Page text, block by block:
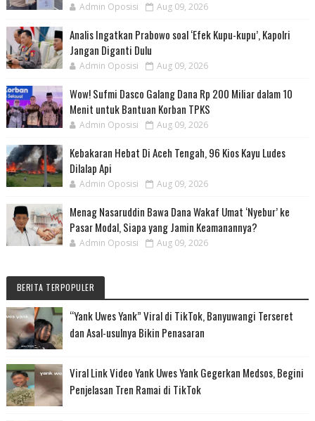
Admin Oposisi Aug 09, 2026
Analis Ingatkan Prabowo soal ‘Efek Kupu-kupu’, Kapolri
Jangan Diganti Dulu
Admin Oposisi Aug 09, 2026
Wow! Sufmi Dasco Galang Dana Rp 200 Miliar dalam 10
Menit untuk Bantuan Korban TPKS
Admin Oposisi Aug 09, 2026
Kebakaran Hebat Di Aceh Tengah, 96 Kios Kayu Ludes
Dilalap Api
Admin Oposisi Aug 09, 2026
Menag Nasaruddin Bawa Dana Wakaf Umat ‘Nyebur’ ke
Pasar Modal, Siapa yang Jamin Keamanannya?
Admin Oposisi Aug 09, 2026
BERITA TERPOPULER
“Yank Uwes Yank” Viral di TikTok, Banyuwangi Terseret
dan Asal-usulnya Bikin Penasaran
Viral Link Video Yank Uwes Yank Gegerkan Medsos, Begini
Penjelasan Tren Ramai di TikTok